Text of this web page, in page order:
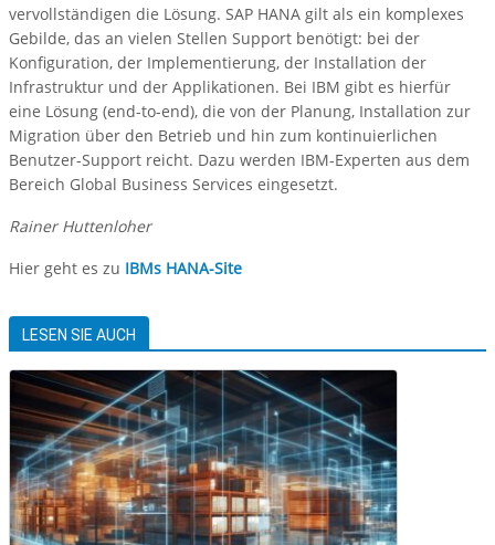
vervollständigen die Lösung. SAP HANA gilt als ein komplexes
Gebilde, das an vielen Stellen Support benötigt: bei der
Konfiguration, der Implementierung, der Installation der
Infrastruktur und der Applikationen. Bei IBM gibt es hierfür
eine Lösung (end-to-end), die von der Planung, Installation zur
Migration über den Betrieb und hin zum kontinuierlichen
Benutzer-Support reicht. Dazu werden IBM-Experten aus dem
Bereich Global Business Services eingesetzt.
Rainer Huttenloher
Hier geht es zu IBMs HANA-Site
LESEN SIE AUCH